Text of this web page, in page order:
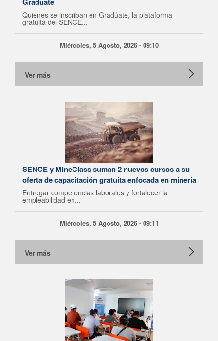
Quienes se inscriban en Gradúate, la plataforma
gratuita del SENCE...
Miércoles, 5 Agosto, 2026 - 09:10
Ver más
SENCE y MineClass suman 2 nuevos cursos a su
oferta de capacitación gratuita enfocada en minería
Entregar competencias laborales y fortalecer la
empleabilidad en...
Miércoles, 5 Agosto, 2026 - 09:11
Ver más